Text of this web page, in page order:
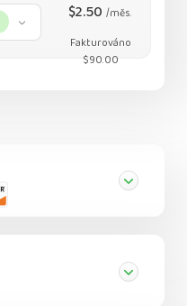
$2.50/měs.
Fakturováno
$90.00